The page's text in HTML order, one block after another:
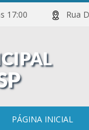
às 17:00 Rua
PÁGINA INICIAL